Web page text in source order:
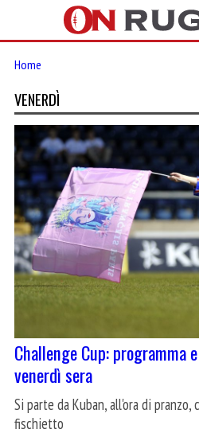
Home
VENERDÌ
Challenge Cup: programma
venerdì sera
Si parte da Kuban, all'ora di pranzo,
fischietto